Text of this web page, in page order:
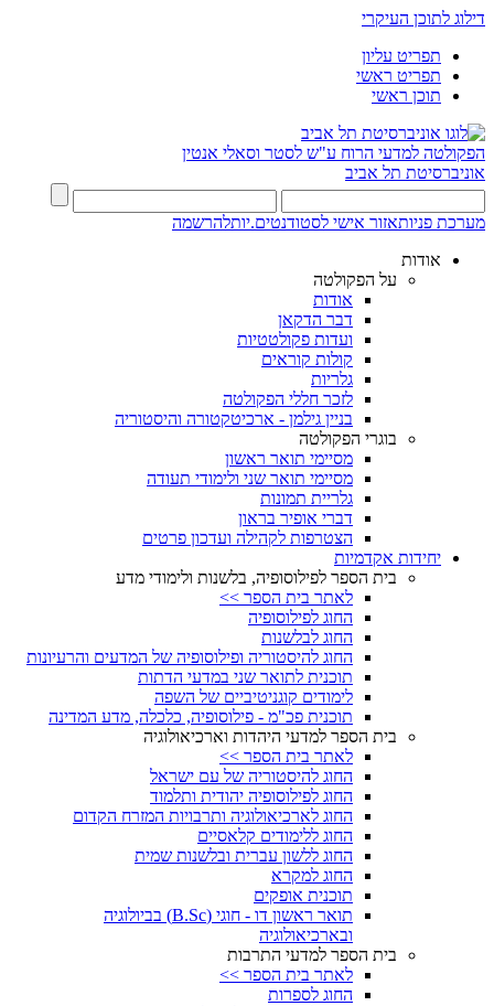
דילוג לתוכן העיקרי
תפריט עליון
תפריט ראשי
תוכן ראשי
הפקולטה למדעי הרוח ע"ש לסטר וסאלי אנטין
אוניברסיטת תל אביב
מערכת פניותאזור אישי לסטודנטים.יותלהרשמה
אודות
על הפקולטה
אודות
דבר הדקאן
ועדות פקולטטיות
קולות קוראים
גלריות
לזכר חללי הפקולטה
בניין גילמן - ארכיטקטורה והיסטוריה
בוגרי הפקולטה
מסיימי תואר ראשון
מסיימי תואר שני ולימודי תעודה
גלריית תמונות
דברי אופיר בראון
הצטרפות לקהילה ועדכון פרטים
יחידות אקדמיות
בית הספר לפילוסופיה, בלשנות ולימודי מדע
לאתר בית הספר >>
החוג לפילוסופיה
החוג לבלשנות
החוג להיסטוריה ופילוסופיה של המדעים והרעיונות
תוכנית לתואר שני במדעי הדתות
לימודים קוגניטיביים של השפה
תוכנית פכ"מ - פילוסופיה, כלכלה, מדע המדינה
בית הספר למדעי היהדות וארכיאולוגיה
לאתר בית הספר >>
החוג להיסטוריה של עם ישראל
החוג לפילוסופיה יהודית ותלמוד
החוג לארכיאולוגיה ותרבויות המזרח הקדום
החוג ללימודים קלאסיים
החוג ללשון עברית ובלשנות שמית
החוג למקרא
תוכנית אופקים
תואר ראשון דו - חוגי (B.Sc) בביולוגיה
ובארכיאולוגיה
בית הספר למדעי התרבות
לאתר בית הספר >>
החוג לספרות